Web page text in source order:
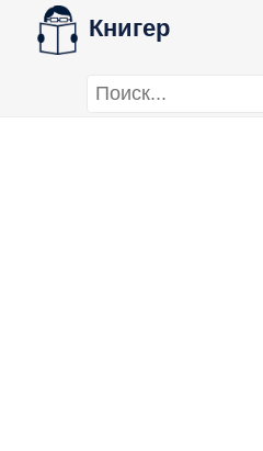
Книгер